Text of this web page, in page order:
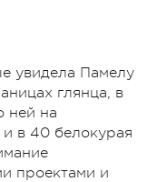
увидела Памелу
глянца, в
ней на
в 40 белокурая
проектами и